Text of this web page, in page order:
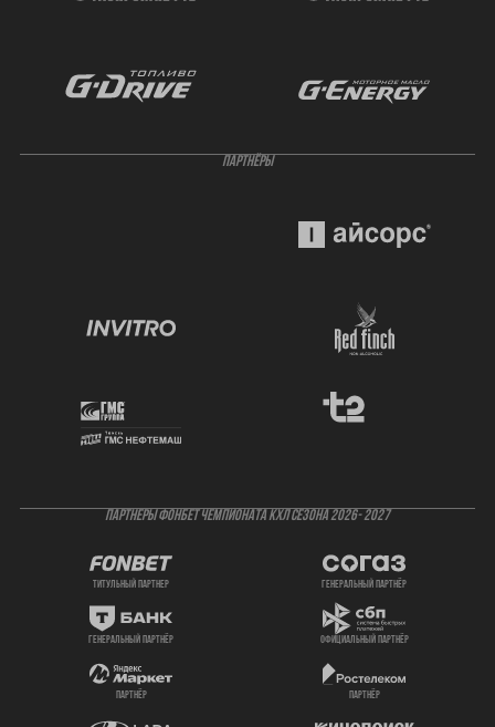
ПАРТНЁРЫ
ПАРТНЕРЫ ФОНБЕТ ЧЕМПИОНАТА КХЛ СЕЗОНА 2026- 2027
титульный партнер генеральный партнёр
генеральный партнёр официальный партнёр
партнёр партнёр